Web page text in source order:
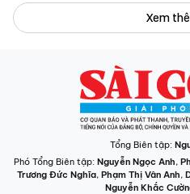
Xem
Tổng Biên tập:
Phó Tổng Biên tập: Nguyễn Ngọc Anh,
Trương Đức Nghĩa, Phạm Thị Vân Anh,
Nguyễn Khắc